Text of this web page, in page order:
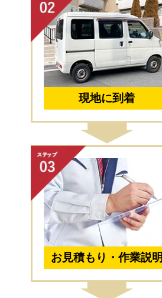
現地に到着
お見積もり・作業説明